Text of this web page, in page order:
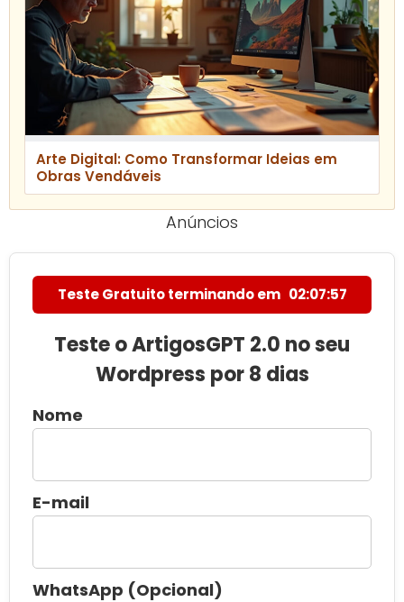
Arte Digital: Como Transformar Ideias em
Obras Vendáveis
Anúncios
Teste Gratuito terminando em 02:07:56
Teste o ArtigosGPT 2.0 no seu
Wordpress por 8 dias
Nome
E-mail
WhatsApp (Opcional)